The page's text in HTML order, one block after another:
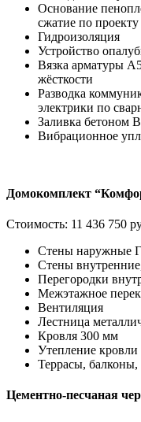
Основание
сжатие по
Гидроизоляция
Устройство
Вязка арматуры
жёсткости
Разводка
электрики по
Заливка бетоном
Вибрационное
Домокомплект
Стоимость: 11 436 750
Стены наружные
Стены
Перегородки
Межэтажное
Вентиляция
Лестница
Кровля 300 мм
Утепление
Террасы, балконы,
Цементно-песчаная